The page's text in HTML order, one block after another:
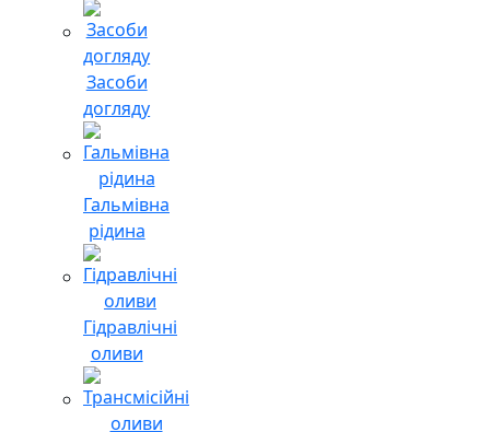
Засоби
догляду
Гальмівна
рідина
Гідравлічні
оливи